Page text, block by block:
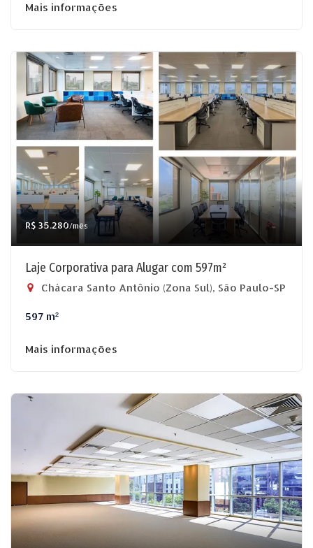
Mais informações
R$ 35.280/mês
Laje Corporativa para Alugar com 597m²
Chácara Santo Antônio (Zona Sul), São Paulo-SP
597 m²
Mais informações